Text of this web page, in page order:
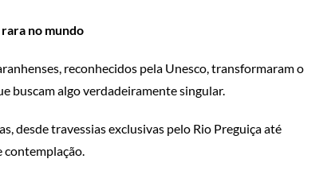
no mundo
reconhecidos pela Unesco, transformaram o
buscam algo verdadeiramente singular.
desde travessias exclusivas pelo Rio Preguiça até